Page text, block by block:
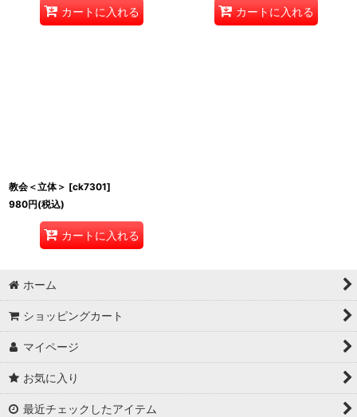
カートに入れる カートに入れる
教会＜立体＞ [ck7301]
980円(税込)
カートに入れる
ホーム
ショッピングカート
マイページ
お気に入り
最近チェックしたアイテム